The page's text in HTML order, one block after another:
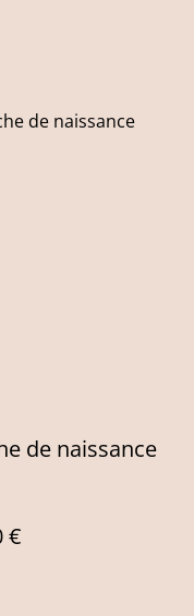
de naissance
€